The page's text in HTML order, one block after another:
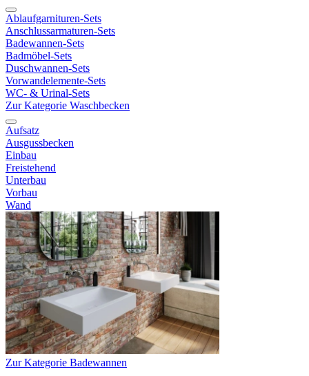
Ablaufgarnituren-Sets
Anschlussarmaturen-Sets
Badewannen-Sets
Badmöbel-Sets
Duschwannen-Sets
Vorwandelemente-Sets
WC- & Urinal-Sets
Zur Kategorie Waschbecken
Aufsatz
Ausgussbecken
Einbau
Freistehend
Unterbau
Vorbau
Wand
Zur Kategorie Badewannen